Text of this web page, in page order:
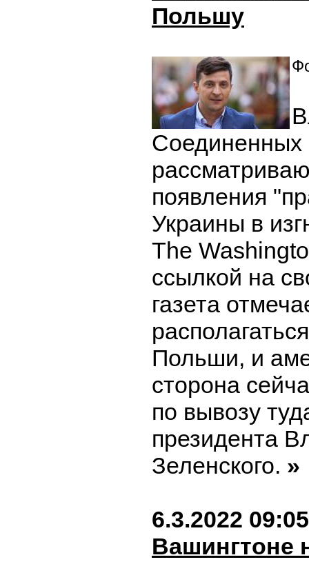
Польшу
Соединенных
появления
Украины в
The
ссылкой на
газета
Польши, и
сторона
по вывозу
президента
Зеленского. »
6.3.2022 09:05
Вашингтоне